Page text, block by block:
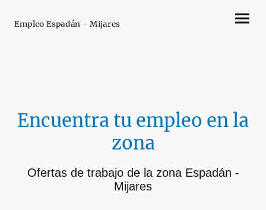
Empleo Espadán - Mijares
Encuentra tu empleo en la
zona
Ofertas de trabajo de la zona Espadán -
Mijares